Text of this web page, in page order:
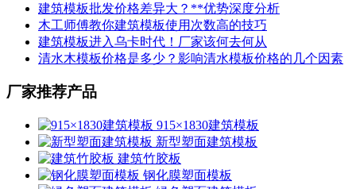
建筑模板批发价格差异大？**优势深度分析
木工师傅教你建筑模板使用次数高的技巧
建筑模板进入乌卡时代！厂家该何去何从
清水木模板价格是多少？影响清水模板价格的几个因素
厂家推荐产品
915×1830建筑模板
新型塑面建筑模板
建筑竹胶板
钢化膜塑面模板